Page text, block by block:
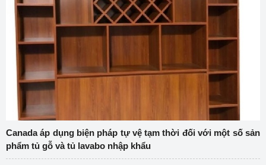
Canada áp dụng biện pháp tự vệ tạm thời đối với một số sản
phẩm tủ gỗ và tủ lavabo nhập khẩu